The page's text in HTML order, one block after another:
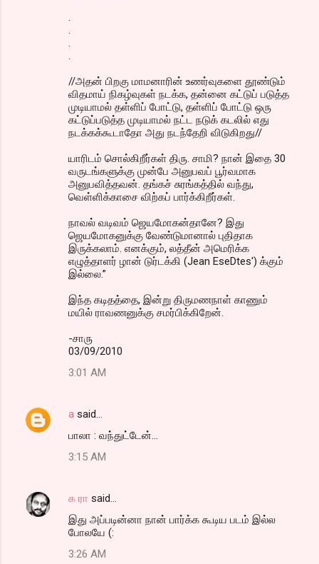
.
.
.
.
//அதன் பிறகு மாமனாரின் உணர்வுகளை தூண்டும்
விதமாய் நிகழ்வுகள் நடக்க, தன்னை கட்டுப் படுத்த
முடியாமல் தள்ளிப் போட்டு, தள்ளிப் போட்டு ஒரு
கட்டுப்படுத்த முடியாமல் நட்ட நடுக் கடலில் எது
நடக்கக்கூடாதோ அது நடந்தேறி விடுகிறது//
யாரிடம் சொல்கிறீர்கள் திரு. சாமி? நான் இதை 30
வருடங்களுக்கு முன்பே அனுபவப் பூர்வமாக
அனுபவித்தவன். தங்கச் சுரங்கத்தில் வந்து,
வெள்ளிக்காசை விற்கப் பார்க்கிறீர்கள்.
நாவல் வடிவம் ஜெயமோகன்தானே? இது
ஜெயமோகனுக்கு வேண்டுமானால் புதிதாக
இருக்கலாம். எனக்கும், லத்தீன் அமெரிக்க
எழுத்தாளர் ழான் டுர்டக்கி (Jean EseDtes') க்கும்
இல்லை.”
இந்த கடிதத்தை, இன்று திருமணநாள் காணும்
மயில் ராவணனுக்கு சமர்பிக்கிறேன்.
-சாரு
03/09/2010
3:01 AM
a said…
பாலா : வந்துட்டேன்...
3:15 AM
க ரா said…
இது அப்படின்னா நான் பார்க்க கூடிய படம் இல்ல
போலயே (:
3:26 AM